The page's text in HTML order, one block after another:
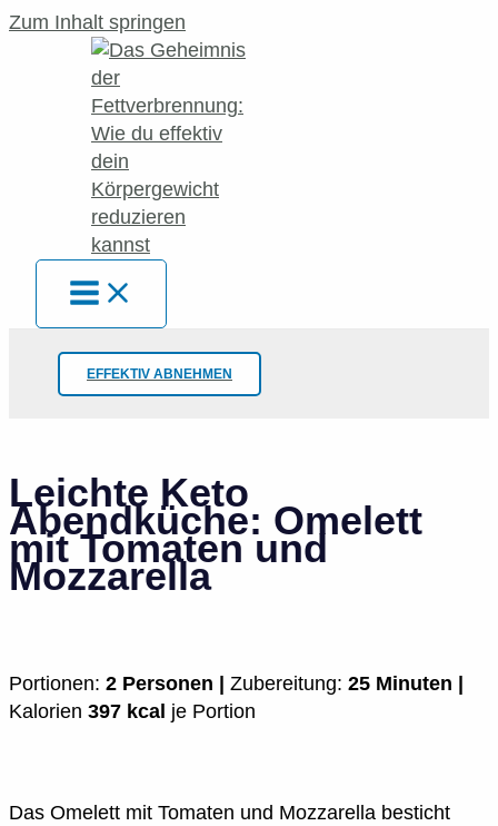
Zum Inhalt springen
EFFEKTIV ABNEHMEN
Leichte Keto
Abendküche: Omelett
mit Tomaten und
Mozzarella
Portionen: 2 Personen | Zubereitung: 25 Minuten |
Kalorien 397 kcal je Portion
Das Omelett mit Tomaten und Mozzarella besticht